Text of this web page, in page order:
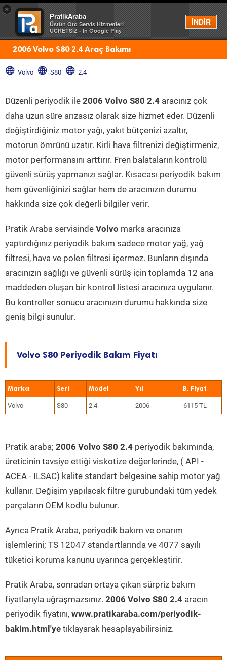
×
PratikAraba
Üstün Oto Servis Hizmetleri
ÜCRETSİZ - In Google Play
İNDİR
Menü
2006 Volvo S80 2.4 Araç Bakımı
Volvo S80 2.4
Düzenli periyodik ile 2006 Volvo S80 2.4 aracınız çok
daha uzun süre arızasız olarak size hizmet eder. Düzenli
değiştirdiğiniz motor yağı, yakıt bütçenizi azaltır,
motorun ömrünü uzatır. Kirli hava filtrenizi değiştirmeniz,
motor performansını arttırır. Fren balataların kontrolü
güvenli sürüş yapmanızı sağlar. Kısacası periyodik bakım
hem güvenliğinizi sağlar hem de aracınızın durumu
hakkında size çok değerli bilgiler verir.
Pratik Araba servisinde Volvo marka aracınıza
yaptırdığınız periyodik bakım sadece motor yağ, yağ
filtresi, hava ve polen filtresi içermez. Bunların dışında
aracınızın sağlığı ve güvenli sürüş için toplamda 12 ana
maddeden oluşan bir kontrol listesi aracınıza uygulanır.
Bu kontroller sonucu aracınızın durumu hakkında size
geniş bilgi sunulur.
Volvo S80 Periyodik Bakım Fiyatı
Marka Seri Model Yıl
Volvo S80 2.4 2006 6115 TL
Pratik araba; 2006 Volvo S80 2.4 periyodik bakımında,
üreticinin tavsiye ettiği viskotize değerlerinde, ( API -
ACEA - ILSAC) kalite standart belgesine sahip motor yağ
kullanır. Değişim yapılacak filtre gurubundaki tüm yedek
parçaların OEM kodlu bulunur.
Ayrıca Pratik Araba, periyodik bakım ve onarım
işlemlerini; TS 12047 standartlarında ve 4077 sayılı
tüketici koruma kanunu uyarınca gerçekleştirir.
Pratik Araba, sonradan ortaya çıkan sürpriz bakım
fiyatlarıyla uğraşmazsınız. 2006 Volvo S80 2.4 aracın
periyodik fiyatını, www.pratikaraba.com/periyodik-
bakim.html'ye tıklayarak hesaplayabilirsiniz.